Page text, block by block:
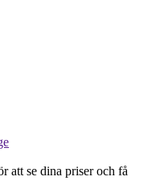
att se dina priser och få